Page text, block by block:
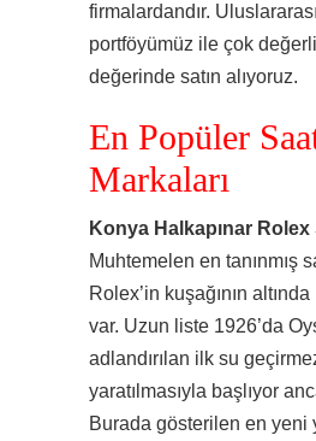
firmalardandır.
portföyümüz ile çok
değerinde satın alıyoruz.
En Popüler
Markaları
Konya Halkapınar
Muhtemelen en tanınmış
Rolex’in kuşağının
var. Uzun liste 1926’da
adlandırılan ilk su
yaratılmasıyla başlıyor
Burada gösterilen en yeni